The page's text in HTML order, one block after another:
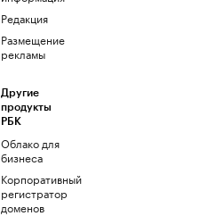
Редакция
Размещение
рекламы
Другие
продукты
РБК
Облако для
бизнеса
Корпоративный
регистратор
доменов